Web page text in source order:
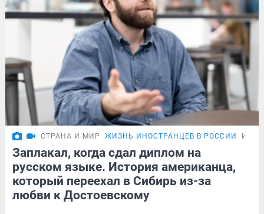
СТРАНА И МИР ЖИЗНЬ ИНОСТРАНЦЕВ В РОССИИ
Заплакал, когда сдал диплом на
русском языке. История американца,
который переехал в Сибирь из-за
любви к Достоевскому